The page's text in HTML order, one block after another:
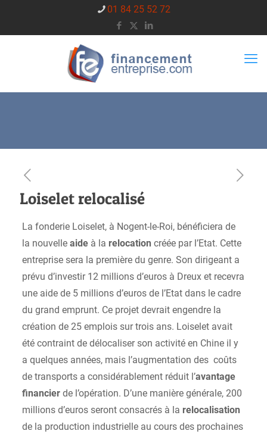
01 84 25 52 72
Loiselet relocalisé
La fonderie Loiselet, à Nogent-le-Roi, bénéficiera de
la nouvelleaideà la relocation créée par l’Etat. Cette
entreprise sera la première du genre. Son dirigeant a
prévu d’investir 12 millions d’euros à Dreux et recevra
une aide de 5 millions d’euros de l’Etat dans le cadre
du grand emprunt. Ce projet devrait engendre la
création de 25 emplois sur trois ans. Loiselet avait
été contraint de délocaliser son activité en Chine il y
a quelques années, mais l’augmentation des coûts
de transports a considérablement réduit l’avantage
financierde l’opération. D’une manière générale, 200
millions d’euros seront consacrés à la relocalisation
de la production industrielle au cours des prochaines